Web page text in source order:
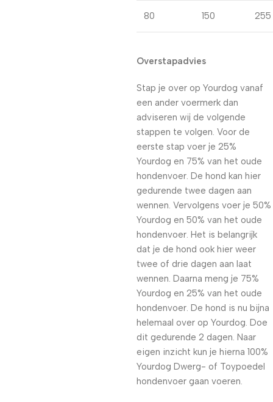
80 150 255
Overstapadvies
Stap je over op Yourdog vanaf
een ander voermerk dan
adviseren wij de volgende
stappen te volgen. Voor de
eerste stap voer je 25%
Yourdog en 75% van het oude
hondenvoer. De hond kan hier
gedurende twee dagen aan
wennen. Vervolgens voer je 50%
Yourdog en 50% van het oude
hondenvoer. Het is belangrijk
dat je de hond ook hier weer
twee of drie dagen aan laat
wennen. Daarna meng je 75%
Yourdog en 25% van het oude
hondenvoer. De hond is nu bijna
helemaal over op Yourdog. Doe
dit gedurende 2 dagen. Naar
eigen inzicht kun je hierna 100%
Yourdog Dwerg- of Toypoedel
hondenvoer gaan voeren.